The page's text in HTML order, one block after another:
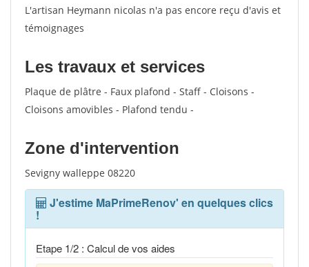
L'artisan Heymann nicolas n'a pas encore reçu d'avis et
témoignages
Les travaux et services
Plaque de plâtre - Faux plafond - Staff - Cloisons -
Cloisons amovibles - Plafond tendu -
Zone d'intervention
Sevigny walleppe 08220